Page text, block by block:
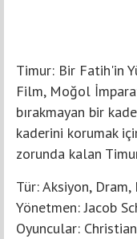
Timur: Bir Fatih'in
Film, Moğol
bırakmayan bir
kaderini korumak
zorunda kalan
Tür: Aksiyon,
Yönetmen: Jacob
Oyuncular: